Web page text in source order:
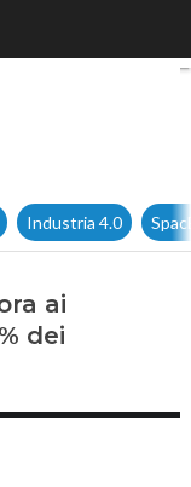
donne ancora
Industria 4.0
ai
dei